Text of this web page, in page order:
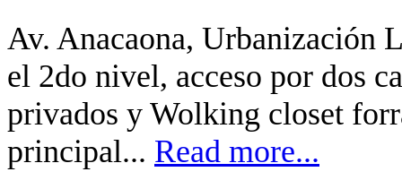
Av. Anacaona, Urbanización
el 2do nivel, acceso por dos
privados y Wolking closet
principal... Read more...